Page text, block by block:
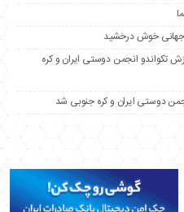
جهانی خوش درخشید
تکواندو انجمن دوستی ایران و کره
دوستی ایران و کره جنوبی شد